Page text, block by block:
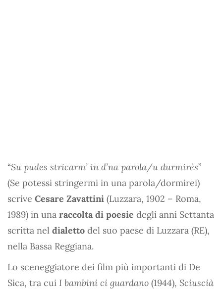
“Su pudes stricarm’ in d’na parola/u durmirés”
(Se potessi stringermi in una parola/dormirei)
scrive Cesare Zavattini (Luzzara, 1902 – Roma,
1989) in una raccolta di poesie degli anni Settanta
scritta nel dialetto del suo paese di Luzzara (RE),
nella Bassa Reggiana.
Lo sceneggiatore dei film più importanti di De
Sica, tra cui I bambini ci guardano (1944), Sciuscià